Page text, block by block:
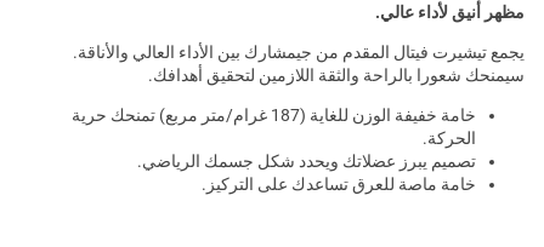
مظهر أنيق لأداء عالي.
يجمع تيشيرت فيتال المقدم من جيمشارك بين الأداء العالي والأناقة.
سيمنحك شعورا بالراحة والثقة اللازمين لتحقيق أهدافك.
خامة خفيفة الوزن للغاية (187 غرام/متر مربع) تمنحك حرية
الحركة.
تصميم يبرز عضلاتك ويحدد شكل جسمك الرياضي.
خامة ماصة للعرق تساعدك على التركيز.